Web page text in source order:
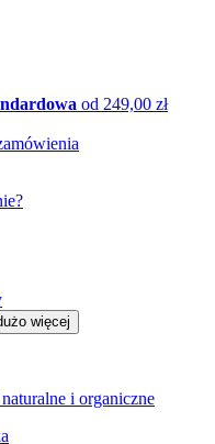
od 249,00 zł
i organiczne